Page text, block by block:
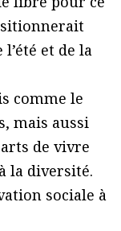
et de la
comme le
mais aussi
de vivre
la diversité.
sociale à